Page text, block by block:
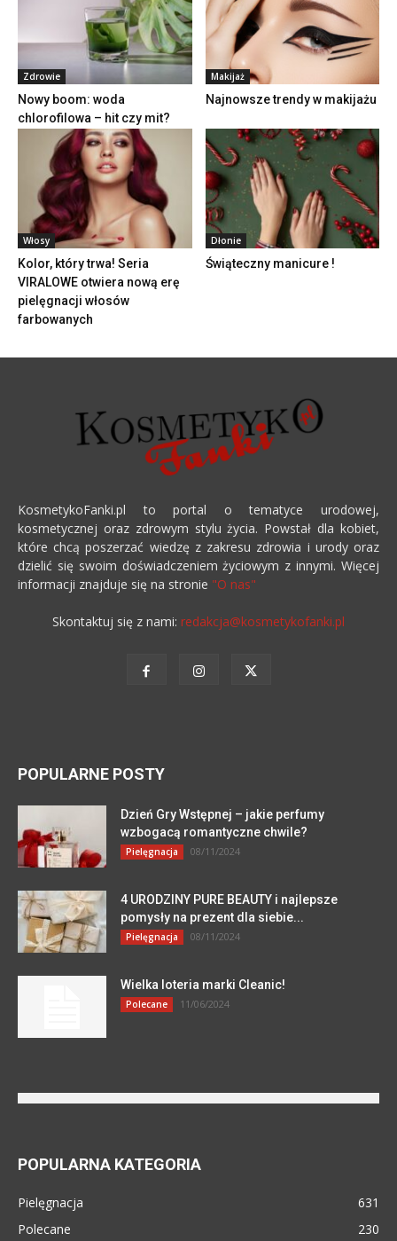
Zdrowie
Nowy boom: woda
chlorofilowa – hit czy mit?
Makijaż
Najnowsze trendy w makijażu
Włosy
Kolor, który trwa! Seria
VIRALOWE otwiera nową erę
pielęgnacji włosów
farbowanych
Dłonie
Świąteczny manicure !
KosmetykoFanki.pl to portal o tematyce urodowej,
kosmetycznej oraz zdrowym stylu życia. Powstał dla kobiet,
które chcą poszerzać wiedzę z zakresu zdrowia i urody oraz
dzielić się swoim doświadczeniem życiowym z innymi. Więcej
informacji znajduje się na stronie "O nas"
Skontaktuj się z nami: redakcja@kosmetykofanki.pl
POPULARNE POSTY
Dzień Gry Wstępnej – jakie perfumy
wzbogacą romantyczne chwile?
Pielęgnacja 08/11/2024
4 URODZINY PURE BEAUTY i najlepsze
pomysły na prezent dla siebie...
Pielęgnacja 08/11/2024
Wielka loteria marki Cleanic!
Polecane 11/06/2024
POPULARNA KATEGORIA
Pielęgnacja
631
Polecane
230